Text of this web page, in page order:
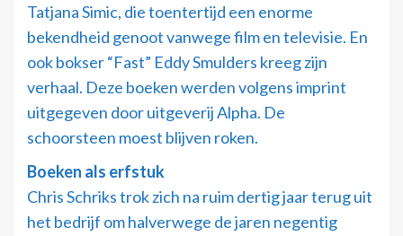
Tatjana Simic, die toentertijd een enorme
bekendheid genoot vanwege film en televisie. En
ook bokser “Fast” Eddy Smulders kreeg zijn
verhaal. Deze boeken werden volgens imprint
uitgegeven door uitgeverij Alpha. De
schoorsteen moest blijven roken.
Boeken als erfstuk
Chris Schriks trok zich na ruim dertig jaar terug uit
het bedrijf om halverwege de jaren negentig